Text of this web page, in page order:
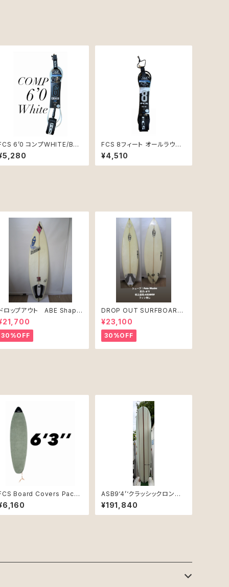
6’0 コンプWHITE/BLA
ESSENTIAL
FCS 8フィート オールラウン
ド クラシック リーシュコード
ブラック新品
¥4,510
ロップアウト ABE Shape
JUNIR MODEL モ
ル
30%OFF
DROP OUT SURFBOARD
シェープ：Pete Mcabe USE
D
¥23,100
30%OFF
Board Covers Packa
Stretch Cover 6'3" S
Alpine
ASB9‘4’‘クラッシックロング
ボード
¥191,840